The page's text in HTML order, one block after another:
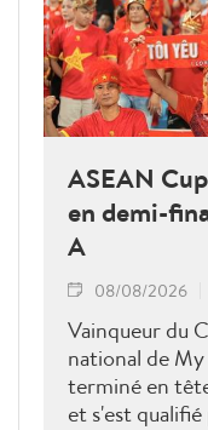
ASEAN
en demi-
A
08/08/2026
Vainqueur du
national de
terminé en
et s'est